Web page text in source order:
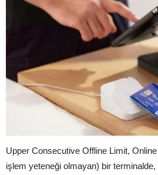
Upper Consecutive Offline Limit,
işlem yeteneği olmayan) bir